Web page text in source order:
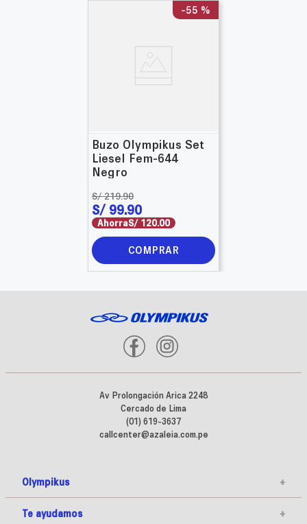
-55 %
Buzo Olympikus Set
Liesel Fem-644
Negro
S/ 219.90
S/ 99.90
AhorraS/ 120.00
COMPRAR
Av Prolongación Arica 2248
Cercado de Lima
(01) 619-3637
callcenter@azaleia.com.pe
Olympikus +
Te ayudamos +